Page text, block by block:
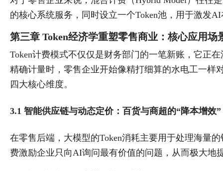
的核心系统服务，同时设立一个Token池，用于激发
第三章 Token经济学重塑零售商业：核心应用场
Token计费模式不仅仅是财务部门的一笔新账，它正
精确计量时，零售企业开始像精打细算的水电工一样
四大核心维度。
3.1 智能供应链与动态定价：百货与商超的“降本增效”
在零售后端，大模型的Token消耗主要用于处理海量
费激励企业只向AI询问最有价值的问题，从而极大地